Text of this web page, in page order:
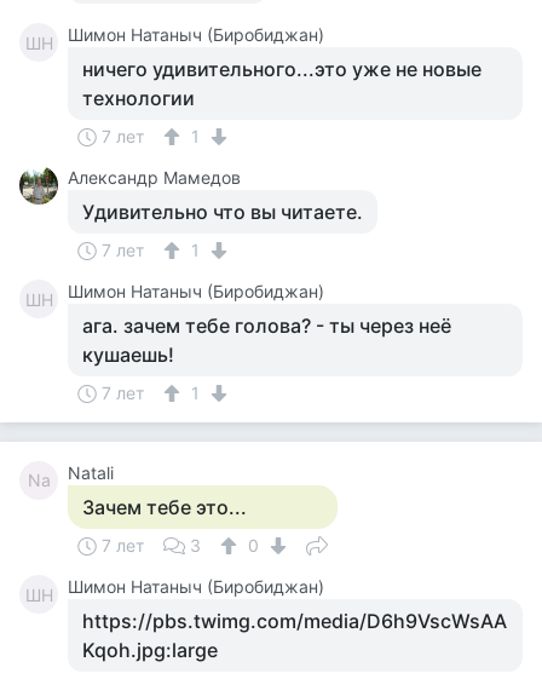
ШН Шимон Натаныч (Биробиджан)
ничего удивительного...это уже не новые
технологии
7 лет
1
Александр Мамедов
Удивительно что вы читаете.
7 лет 1
ШН Шимон Натаныч (Биробиджан)
ага. зачем тебе голова? - ты через неё
кушаешь!
7 лет 1
Na Natali
Зачем тебе это...
7 лет 3 0
ШН Шимон Натаныч (Биробиджан)
https://pbs.twimg.com/media/D6h9VscWsAA
Kqoh.jpg:large